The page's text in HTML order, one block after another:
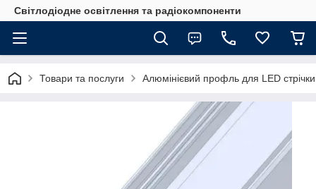
Світлодіодне освітлення та радіокомпоненти
Товари та послуги Алюмінієвий профль для LED стрічки